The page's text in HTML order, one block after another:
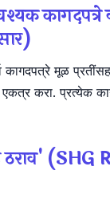
कागदपत्रे
मूळ प्रतींसह
करा. प्रत्येक
ठराव'